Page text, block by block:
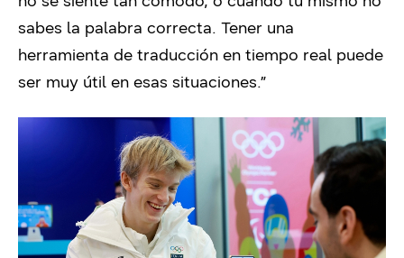
sabes la palabra correcta. Tener una
herramienta de traducción en tiempo real puede
ser muy útil en esas situaciones.”